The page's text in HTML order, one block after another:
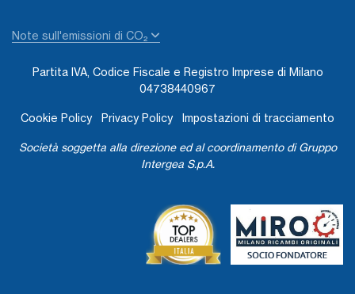
Note sull'emissioni di CO₂
Partita IVA, Codice Fiscale e Registro Imprese di Milano
04738440967
Cookie Policy Privacy Policy Impostazioni di tracciamento
Società soggetta alla direzione ed al coordinamento di Gruppo
Intergea S.p.A.